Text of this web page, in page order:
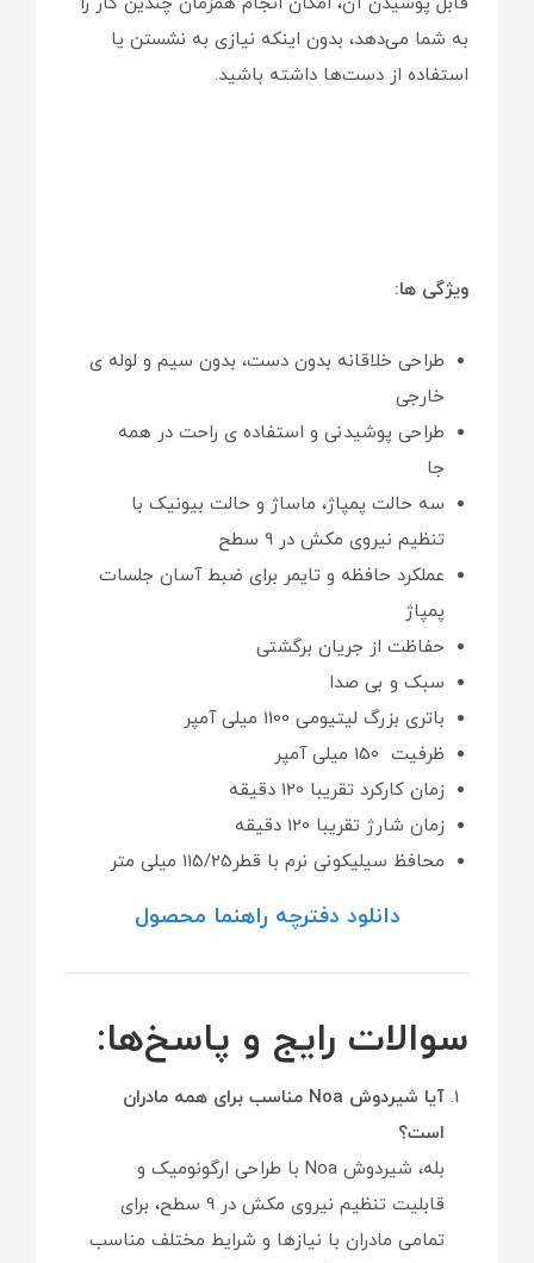
به شما می‌دهد، بدون اینکه نیازی به نشستن یا
استفاده از دست‌ها داشته باشید.
ویژگی ها:
طراحی خلاقانه بدون دست، بدون سیم و لوله ی
خارجی
طراحی پوشیدنی و استفاده ی راحت در همه
جا
سه حالت پمپاژ، ماساژ و حالت بیونیک با
تنظیم نیروی مکش در 9 سطح
عملکرد حافظه و تایمر برای ضبط آسان جلسات
پمپاژ
حفاظت از جریان برگشتی
سبک و بی صدا
باتری بزرگ لیتیومی 1100 میلی آمپر
ظرفیت 150 میلی آمپر
زمان کارکرد تقریبا 120 دقیقه
زمان شارژ تقریبا 120 دقیقه
محافظ سیلیکونی نرم با قطر115/25 میلی متر
دانلود دفترچه راهنما محصول
سوالات رایج و پاسخ‌ها:
آیا شیردوش Noa مناسب برای همه مادران
است؟
بله، شیردوش Noa با طراحی ارگونومیک و
قابلیت تنظیم نیروی مکش در 9 سطح، برای
تمامی مادران با نیازها و شرایط مختلف مناسب